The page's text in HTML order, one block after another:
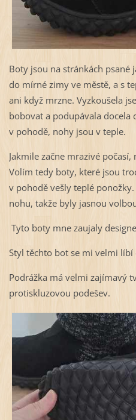
Boty jsou na stránkách
do mírné zimy ve městě, a s
ani když mrzne. Vyzkoušela
bobovat a podupávala docela
v pohodě, nohy jsou v teple.
Jakmile začne mrazivé
Volím tedy boty, které jsou
v pohodě vešly teplé
nohu, takže byly jasnou
Tyto boty mne zaujaly
Styl těchto bot se mi velmi
Podrážka má velmi zajímavý
protiskluzovou podešev.